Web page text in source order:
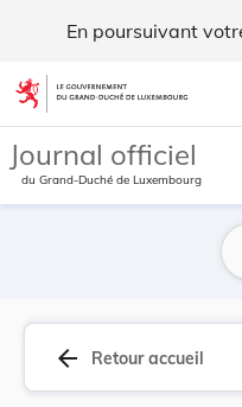
En poursuivant
Aller au contenu
Journal officiel
du Grand-Duché de Luxembourg
arrow_back Retour accueil